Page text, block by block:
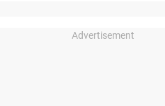
Advertisement